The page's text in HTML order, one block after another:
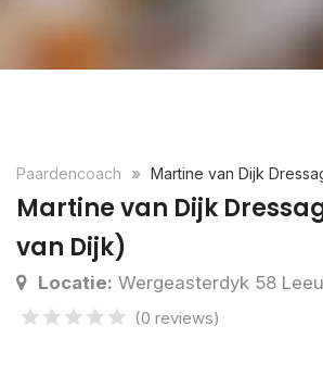
Paardencoach Martine van Dijk
Martine van Dijk
van Dijk)
Locatie: Wergeasterdyk 58
(0 reviews)